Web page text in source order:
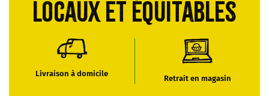
locaux et équitables
Livraison à domicile
Retrait en magasin